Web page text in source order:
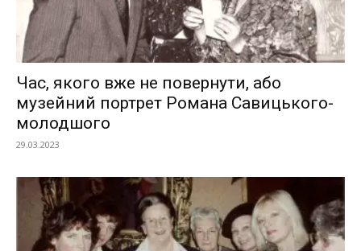
Час, якого вже не повернути, або
музейний портрет Романа Савицького-
молодшого
29.03.2023